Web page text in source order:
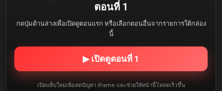
ตอนที่ 1
กดปุ่มด้านล่างเพื่อเปิดดูตอนแรก หรือเลือกตอนอื่นจากรายการใต้กล่อง
นี้
▶ เปิดดูตอนที่ 1
เปิดแท็บใหม่เพื่อลดปัญหา iframe และช่วยให้หน้านี้โหลดเร็วขึ้น